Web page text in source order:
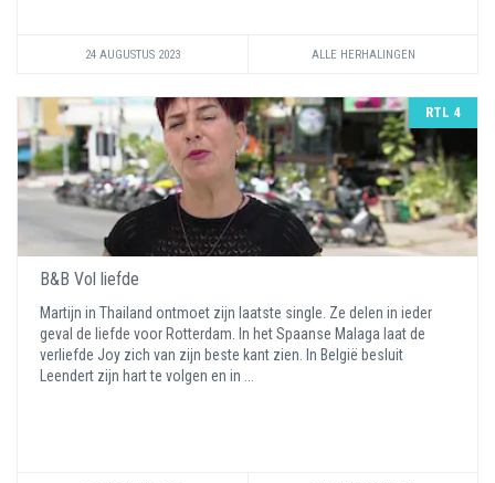
24 AUGUSTUS 2023 ALLE HERHALINGEN
RTL 4
B&B Vol liefde
Martijn in Thailand ontmoet zijn laatste single. Ze delen in ieder
geval de liefde voor Rotterdam. In het Spaanse Malaga laat de
verliefde Joy zich van zijn beste kant zien. In België besluit
Leendert zijn hart te volgen en in ...